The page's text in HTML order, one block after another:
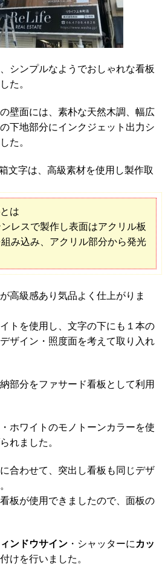
シンプルなようでおしゃれな看板
た。
壁面には、素朴な天然木調、幅広
下地部分にインクジェット出力シ
た。
文字は、高級素材を使用し製作取
とは
レスで製作し表面はアクリル板
み込み、アクリル部分から発光
高級感あり気品よく仕上がりま
トを使用し、文字の下にも１本の
ザイン・照度面を考えて取り入れ
部分をファサード看板として利用
ホワイトのモノトーンカラーを使
れました。
合わせて、突出し看板も同じデザ
板が使用できましたので、面板の
ンドウサイン ・シャッターにカッ
けを行いました。